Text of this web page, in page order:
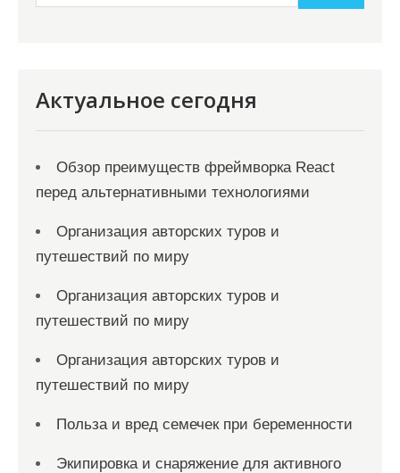
Актуальное сегодня
Обзор преимуществ фреймворка React
перед альтернативными технологиями
Организация авторских туров и
путешествий по миру
Организация авторских туров и
путешествий по миру
Организация авторских туров и
путешествий по миру
Польза и вред семечек при беременности
Экипировка и снаряжение для активного